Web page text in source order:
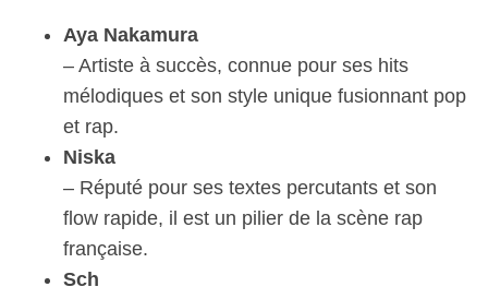
Aya Nakamura
– Artiste à succès, connue pour ses hits
mélodiques et son style unique fusionnant pop
et rap.
Niska
– Réputé pour ses textes percutants et son
flow rapide, il est un pilier de la scène rap
française.
Sch